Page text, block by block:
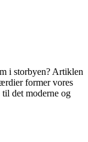
i storbyen? Artiklen
former vores
det moderne og